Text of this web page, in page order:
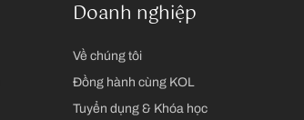
Doanh nghiệp
Về chúng tôi
Đồng hành cùng KOL
Tuyển dụng & Khóa học